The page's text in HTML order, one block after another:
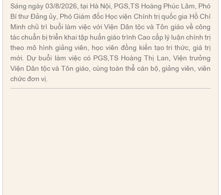
Sáng ngày 03/8/2026, tại Hà Nội, PGS,TS Hoàng Phúc Lâm, Phó
Bí thư Đảng ủy, Phó Giám đốc Học viện Chính trị quốc gia Hồ Chí
Minh chủ trì buổi làm việc với Viện Dân tộc và Tôn giáo về công
tác chuẩn bị triển khai tập huấn giáo trình Cao cấp lý luận chính trị
theo mô hình giảng viên, học viên đồng kiến tạo tri thức, giá trị
mới. Dự buổi làm việc có PGS,TS Hoàng Thị Lan, Viện trưởng
Viện Dân tộc và Tôn giáo, cùng toàn thể cán bộ, giảng viên, viên
chức đơn vị.